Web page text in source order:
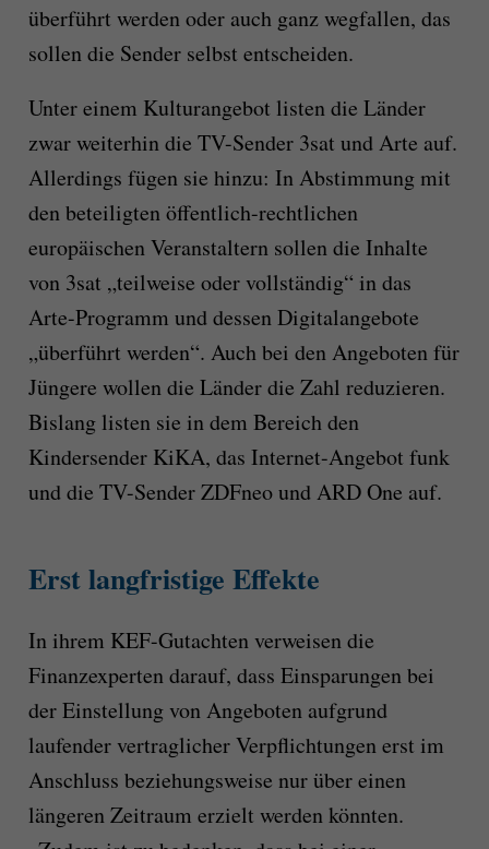
überführt werden oder auch ganz wegfallen, das
sollen die Sender selbst entscheiden.
Unter einem Kulturangebot listen die Länder
zwar weiterhin die TV-Sender 3sat und Arte auf.
Allerdings fügen sie hinzu: In Abstimmung mit
den beteiligten öffentlich-rechtlichen
europäischen Veranstaltern sollen die Inhalte
von 3sat „teilweise oder vollständig“ in das
Arte-Programm und dessen Digitalangebote
„überführt werden“. Auch bei den Angeboten für
Jüngere wollen die Länder die Zahl reduzieren.
Bislang listen sie in dem Bereich den
Kindersender KiKA, das Internet-Angebot funk
und die TV-Sender ZDFneo und ARD One auf.
Erst langfristige Effekte
In ihrem KEF-Gutachten verweisen die
Finanzexperten darauf, dass Einsparungen bei
der Einstellung von Angeboten aufgrund
laufender vertraglicher Verpflichtungen erst im
Anschluss beziehungsweise nur über einen
längeren Zeitraum erzielt werden könnten.